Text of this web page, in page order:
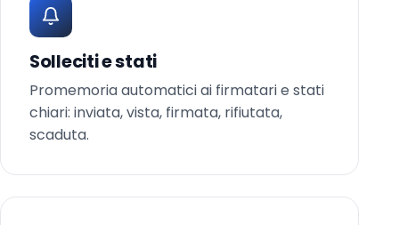
Solleciti e stati
Promemoria automatici ai firmatari e stati
chiari: inviata, vista, firmata, rifiutata,
scaduta.